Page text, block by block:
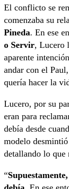
El conflicto se
comenzaba su
Pineda. En ese
o Servir, Lucero
aparente
andar con el
quería hacer la
Lucero, por su
eran para
debía desde
modelo
detallando lo que
“